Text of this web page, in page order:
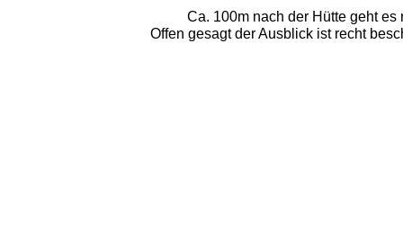
Ca. 100m nach der Hütte geht
Offen gesagt der Ausblick ist recht